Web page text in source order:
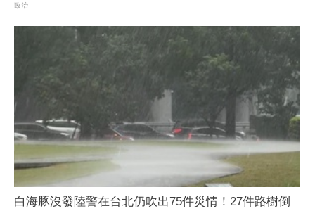
政治
白海豚沒發陸警在台北仍吹出75件災情！27件路樹倒